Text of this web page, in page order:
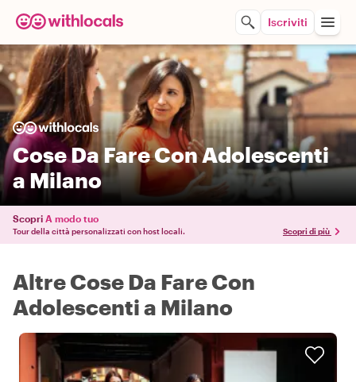
Iscriviti
Cose Da Fare Con Adolescenti
a Milano
Scopri A modo tuo
Tour della città personalizzati con host locali. Scopri di più
Altre Cose Da Fare Con
Adolescenti a Milano